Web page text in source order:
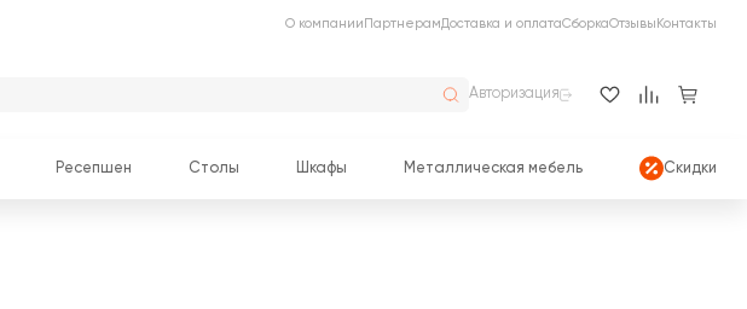
О компании ПартнерамДоставка и оплатаСборкаОтзывы Контакты
Авторизация
Ресепшен Столы Шкафы Металлическая мебель Скидки